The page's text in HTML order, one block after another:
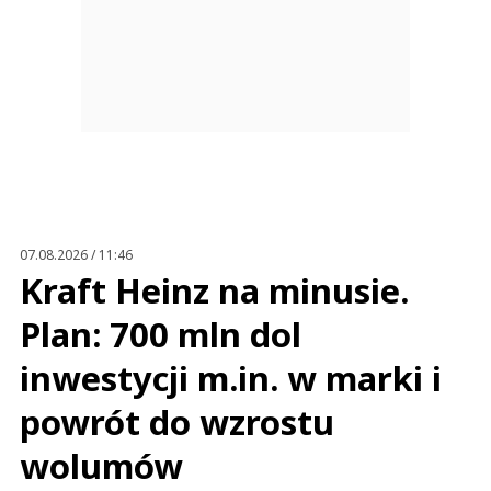
07.08.2026 / 11:46
Kraft Heinz na minusie.
Plan: 700 mln dol
inwestycji m.in. w marki i
powrót do wzrostu
wolumów